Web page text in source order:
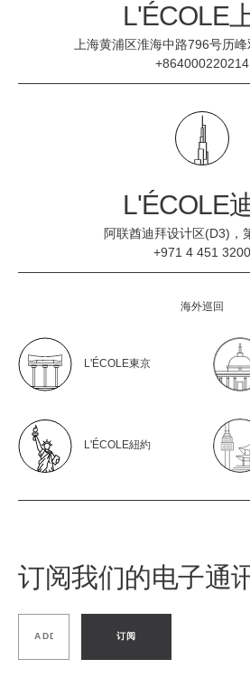
L'ÉCOLE
上海黄浦区淮海中路796号历
+864000220214
L'ÉCOLE
阿联酋迪拜设计区(D3)，
+971 4 451 3200
海外巡回
L'ÉCOLE東京
L'ÉCOLE紐約
订阅我们的电子通
订阅